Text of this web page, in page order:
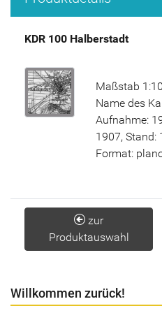
KDR 100 Halberstadt
Maßstab
Name des
Aufnahme:
1907, Stand:
Format:
zur
Produktauswahl
Willkommen zurück!